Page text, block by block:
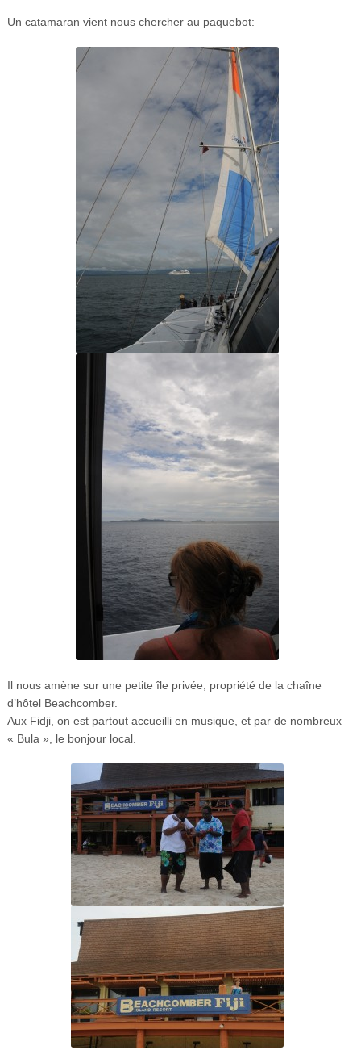
Un catamaran vient nous chercher au paquebot:
Il nous amène sur une petite île privée, propriété de la chaîne
d’hôtel Beachcomber.
Aux Fidji, on est partout accueilli en musique, et par de nombreux
« Bula », le bonjour local.